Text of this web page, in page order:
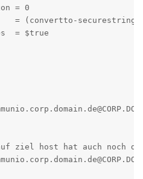
= 0
= (convertto-securestring
= $true
ziel host hat auch noch